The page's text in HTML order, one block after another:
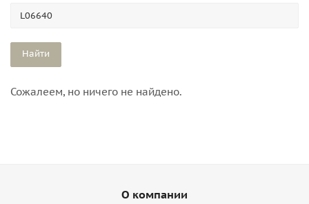
Сожалеем, но ничего не найдено.
О компании